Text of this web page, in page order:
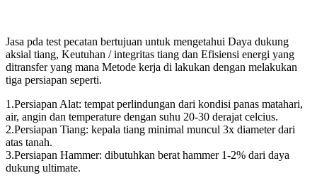
Jasa pda test pecatan bertujuan untuk mengetahui Daya dukung
aksial tiang, Keutuhan / integritas tiang dan Efisiensi energi yang
ditransfer yang mana Metode kerja di lakukan dengan melakukan
tiga persiapan seperti.
1.Persiapan Alat: tempat perlindungan dari kondisi panas matahari,
air, angin dan temperature dengan suhu 20-30 derajat celcius.
2.Persiapan Tiang: kepala tiang minimal muncul 3x diameter dari
atas tanah.
3.Persiapan Hammer: dibutuhkan berat hammer 1-2% dari daya
dukung ultimate.